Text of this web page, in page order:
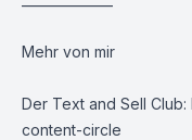
Mehr von mir
Der Text and Sell Club:
content-circle